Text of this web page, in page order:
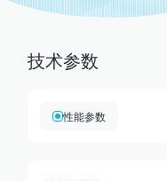
技术参数
性能参数